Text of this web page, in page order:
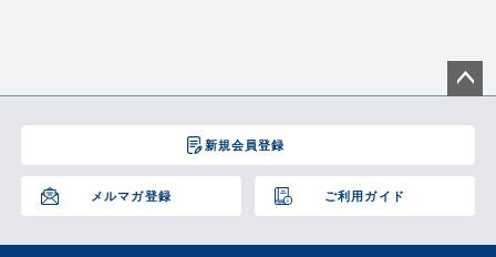
新規会員登録
メルマガ登録 ご利用ガイド
ジト
へ